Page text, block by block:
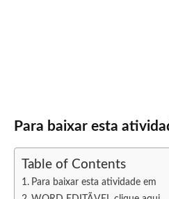
Para baixar esta
Table of Contents
Para baixar esta atividade em